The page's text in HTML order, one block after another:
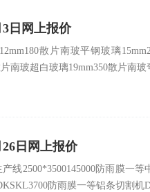
日网上报价
散片南玻平钢玻璃
南玻超白玻璃19mm350散片南
日网上报价
线2500*3500145000防雨膜一
防雨膜一等铝条切割机